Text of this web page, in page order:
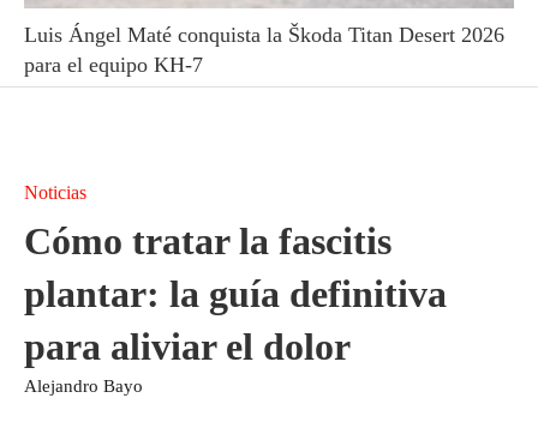
Luis Ángel Maté conquista la Škoda Titan Desert 2026
para el equipo KH-7